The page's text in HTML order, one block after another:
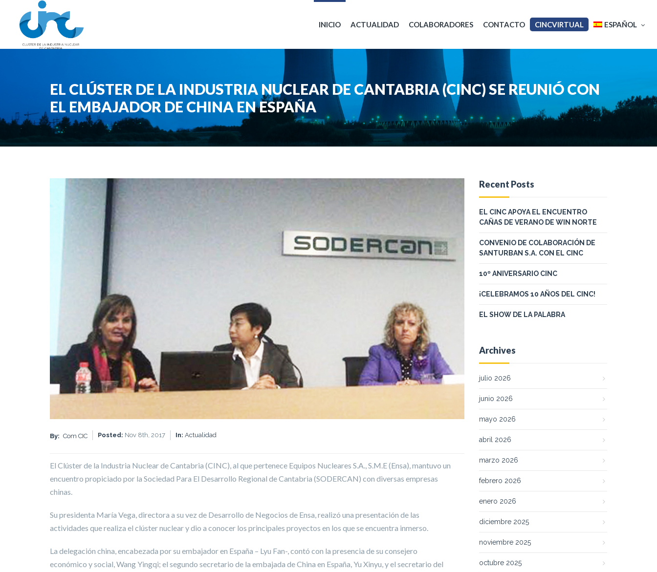
INICIO ACTUALIDAD COLABORADORES CONTACTO CINCVIRTUAL ESPAÑOL
Français
EL CLÚSTER DE LA INDUSTRIA NUCLEAR DE CANTABRIA (CINC) SE REUNIÓ CON
EL EMBAJADOR DE CHINA EN ESPAÑA
By: Com CIC Posted: Nov 8th, 2017 In: Actualidad
El Clúster de la Industria Nuclear de Cantabria (CINC), al que pertenece Equipos Nucleares S.A., S.M.E (Ensa), mantuvo un
encuentro propiciado por la Sociedad Para El Desarrollo Regional de Cantabria (SODERCAN) con diversas empresas
chinas.
Su presidenta María Vega, directora a su vez de Desarrollo de Negocios de Ensa, realizó una presentación de las
actividades que realiza el clúster nuclear y dio a conocer los principales proyectos en los que se encuentra inmerso.
La delegación china, encabezada por su embajador en España – Lyu Fan-, contó con la presencia de su consejero
económico y social, Wang Yingqi; el segundo secretario de la embajada de China en España, Yu Xinyu, y el secretario del
Recent Posts
EL CINC APOYA EL ENCUENTRO
CAÑAS DE VERANO DE WIN NORTE
CONVENIO DE COLABORACIÓN DE
SANTURBAN S.A. CON EL CINC
10º ANIVERSARIO CINC
¡CELEBRAMOS 10 AÑOS DEL CINC!
EL SHOW DE LA PALABRA
Archives
julio 2026
junio 2026
mayo 2026
abril 2026
marzo 2026
febrero 2026
enero 2026
diciembre 2025
noviembre 2025
octubre 2025